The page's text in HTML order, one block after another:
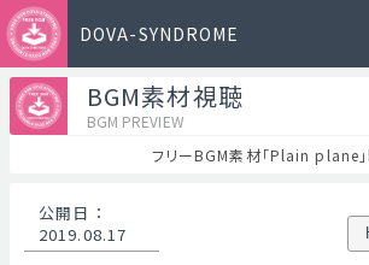
DOVA-SYNDROME
BGM素材視聴
BGM PREVIEW
フリーBGM素材「Plain
公開日 ：
2019.08.17